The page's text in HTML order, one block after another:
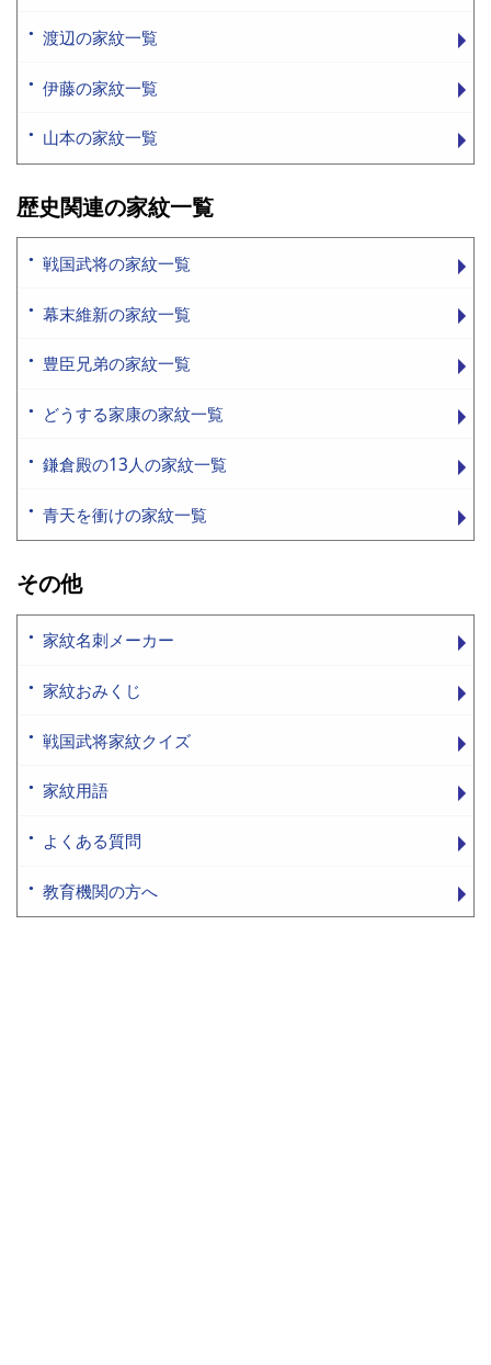
渡辺の家紋一覧
伊藤の家紋一覧
山本の家紋一覧
歴史関連の家紋一覧
戦国武将の家紋一覧
幕末維新の家紋一覧
豊臣兄弟の家紋一覧
どうする家康の家紋一覧
鎌倉殿の13人の家紋一覧
青天を衝けの家紋一覧
その他
家紋名刺メーカー
家紋おみくじ
戦国武将家紋クイズ
家紋用語
よくある質問
教育機関の方へ